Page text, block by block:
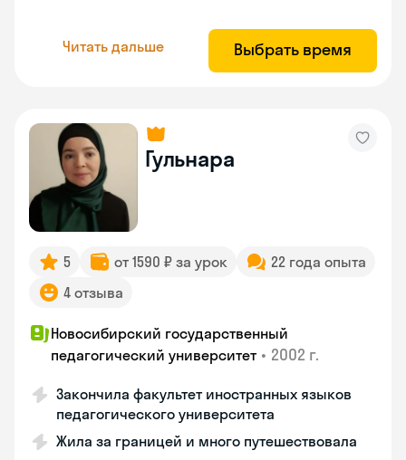
Читать дальше Выбрать время
Гульнара
5 от 1590 ₽ за урок
22 года опыта
4 отзыва
Новосибирский государственный
педагогический университет • 2002 г.
Закончила факультет иностранных языков
педагогического университета
Жила за границей и много путешествовала